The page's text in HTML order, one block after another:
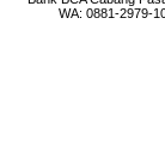
WA:0881-2979-